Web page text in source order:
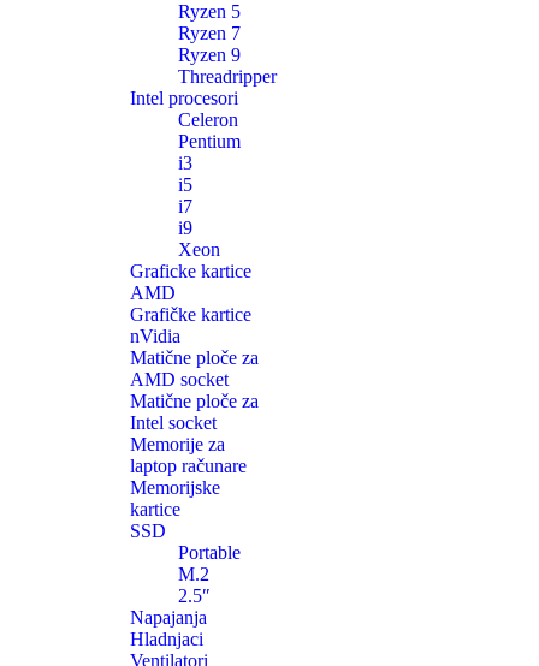
Ryzen 5
Ryzen 7
Ryzen 9
Threadripper
Intel procesori
Celeron
Pentium
i3
i5
i7
i9
Xeon
Graficke kartice
AMD
Grafičke kartice
nVidia
Matične ploče za
AMD socket
Matične ploče za
Intel socket
Memorije za
laptop računare
Memorijske
kartice
SSD
Portable
M.2
2.5″
Napajanja
Hladnjaci
Ventilatori